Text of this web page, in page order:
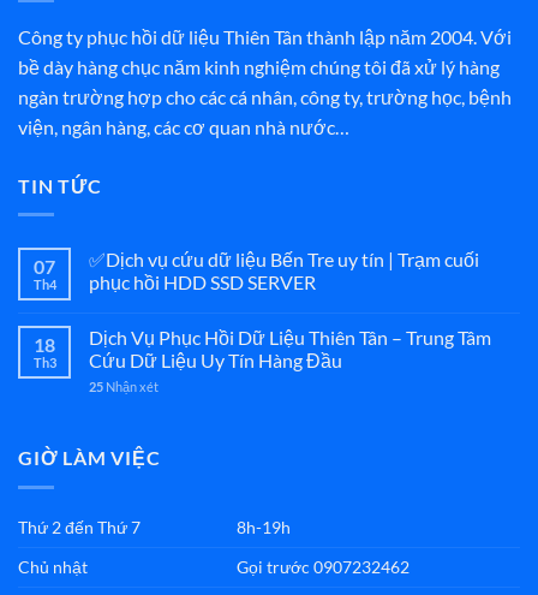
Công ty phục hồi dữ liệu Thiên Tân thành lập năm 2004. Với
bề dày hàng chục năm kinh nghiệm chúng tôi đã xử lý hàng
ngàn trường hợp cho các cá nhân, công ty, trường học, bệnh
viện, ngân hàng, các cơ quan nhà nước…
TIN TỨC
07
Th4
✅Dịch vụ cứu dữ liệu Bến Tre uy tín | Trạm cuối
phục hồi HDD SSD SERVER
18
Th3
Dịch Vụ Phục Hồi Dữ Liệu Thiên Tân – Trung Tâm
Cứu Dữ Liệu Uy Tín Hàng Đầu
25 Nhận xét
GIỜ LÀM VIỆC
Thứ 2 đến Thứ 7
8h-19h
Chủ nhật
Gọi trước 0907232462